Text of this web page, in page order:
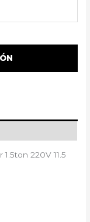
220V 11.5